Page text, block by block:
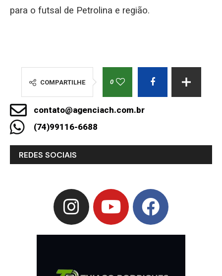
para o futsal de Petrolina e região.
COMPARTILHE 0
contato@agenciach.com.br
(74)99116-6688
REDES SOCIAIS